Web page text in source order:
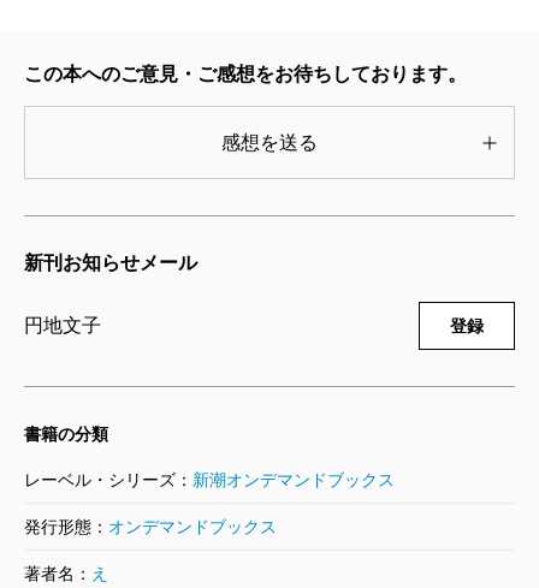
この本へのご意見・ご感想をお待ちしております。
感想を送る
新刊お知らせメール
円地文子 登録
書籍の分類
レーベル・シリーズ： 新潮オンデマンドブックス
発行形態： オンデマンドブックス
著者名： え